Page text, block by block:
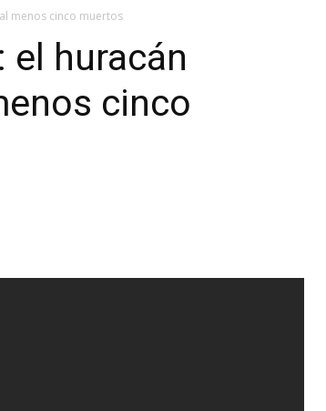
menos cinco muertos
el huracán
cinco